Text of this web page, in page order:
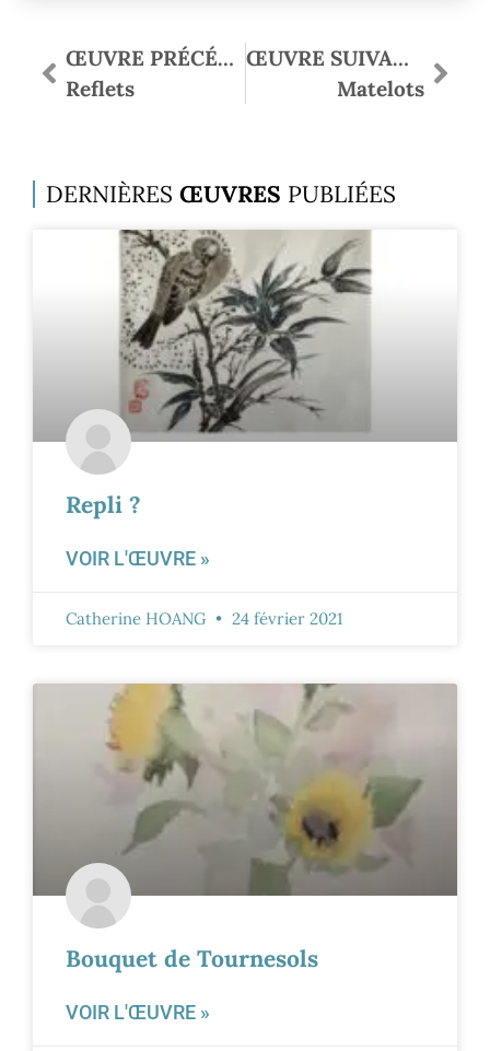
ŒUVRE PRÉCÉDENTE
Reflets
ŒUVRE SUIVANTE
Matelots
DERNIÈRES ŒUVRES PUBLIÉES
Repli ?
VOIR L'ŒUVRE »
Catherine HOANG 24 février 2021
Bouquet de Tournesols
VOIR L'ŒUVRE »